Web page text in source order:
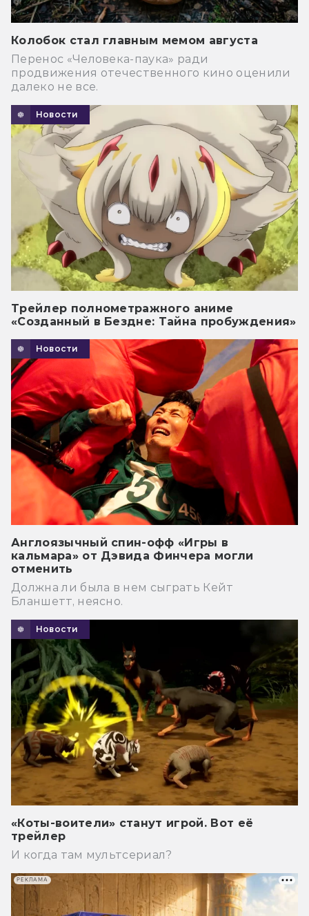
Колобок стал главным мемом августа
Перенос «Человека-паука» ради
продвижения отечественного кино оценили
далеко не все.
Новости
Трейлер полнометражного аниме
«Созданный в Бездне: Тайна пробуждения»
Новости
Англоязычный спин-офф «Игры в
кальмара» от Дэвида Финчера могли
отменить
Должна ли была в нем сыграть Кейт
Бланшетт, неясно.
Новости
«Коты-воители» станут игрой. Вот её
трейлер
И когда там мультсериал?
РЕКЛАМА